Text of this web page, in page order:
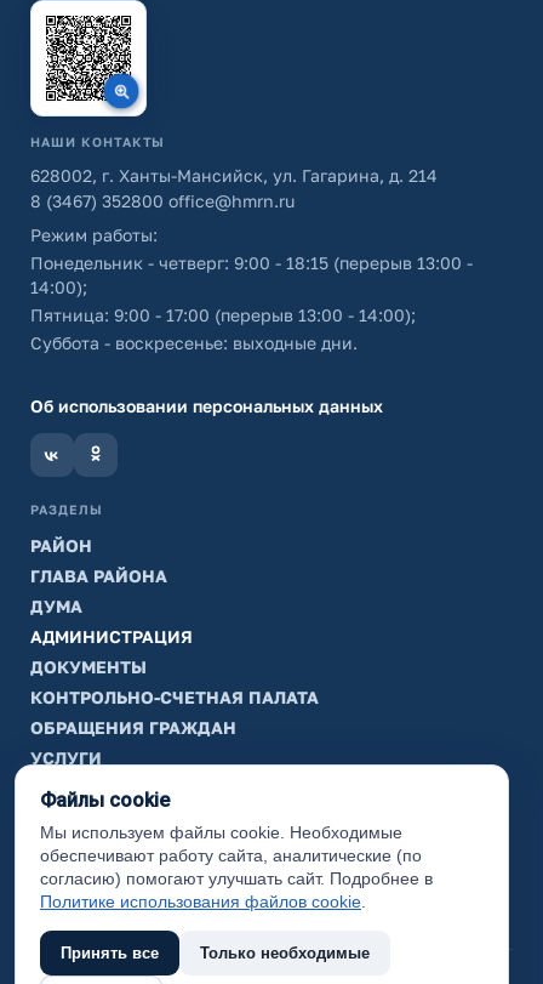
НАШИ КОНТАКТЫ
628002, г. Ханты-Мансийск, ул. Гагарина, д. 214
8 (3467) 352800 office@hmrn.ru
Режим работы:
Понедельник - четверг: 9:00 - 18:15 (перерыв 13:00 -
14:00);
Пятница: 9:00 - 17:00 (перерыв 13:00 - 14:00);
Суббота - воскресенье: выходные дни.
Об использовании персональных данных
РАЗДЕЛЫ
РАЙОН
ГЛАВА РАЙОНА
ДУМА
АДМИНИСТРАЦИЯ
ДОКУМЕНТЫ
КОНТРОЛЬНО-СЧЕТНАЯ ПАЛАТА
ОБРАЩЕНИЯ ГРАЖДАН
УСЛУГИ
ТИК
ИНФОРМАЦИЯ
Законодательная карта
Карта сайта
(с) 2017 Ханты-Мансийский район, официальный сайт
Файлы cookie
Мы используем файлы cookie. Необходимые
обеспечивают работу сайта, аналитические (по
согласию) помогают улучшать сайт. Подробнее в
Политике использования файлов cookie
Принять все Только необходимые